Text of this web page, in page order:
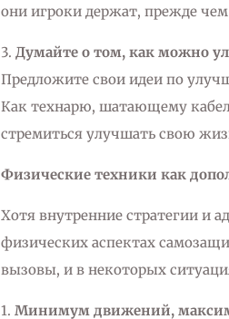
они игроки держат, прежде
3. Думайте о том, как можно
Предложите свои идеи по
Как технарю, шатающему
стремиться улучшать свою
Физические техники как
Хотя внутренние стратегии и
физических аспектах
вызовы, и в некоторых
1. Минимум движений,